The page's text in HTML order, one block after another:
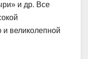
и др. Все
и великолепной